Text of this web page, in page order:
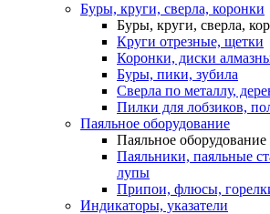
Буры, круги, сверла, коронки
Буры, круги, сверла,
Круги отрезные, щетки
Коронки, диски
Буры, пики, зубила
Сверла по металлу,
Пилки для лобзиков,
Паяльное оборудование
Паяльное оборудование
Паяльники, паяльные
лупы
Припои, флюсы,
Индикаторы, указатели